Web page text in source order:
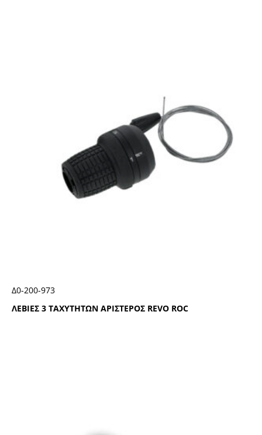
ΛΕΒΙΕΣ 3 ΤΑΧΥΤΗΤΩΝ ΑΡΙΣΤΕΡΟΣ RΕVΟ RΟC
Δ0-200-973